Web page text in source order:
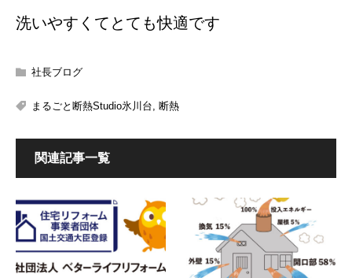
洗いやすくてとても快適です
社長ブログ
まるごと断熱Studio氷川台 断熱
関連記事一覧